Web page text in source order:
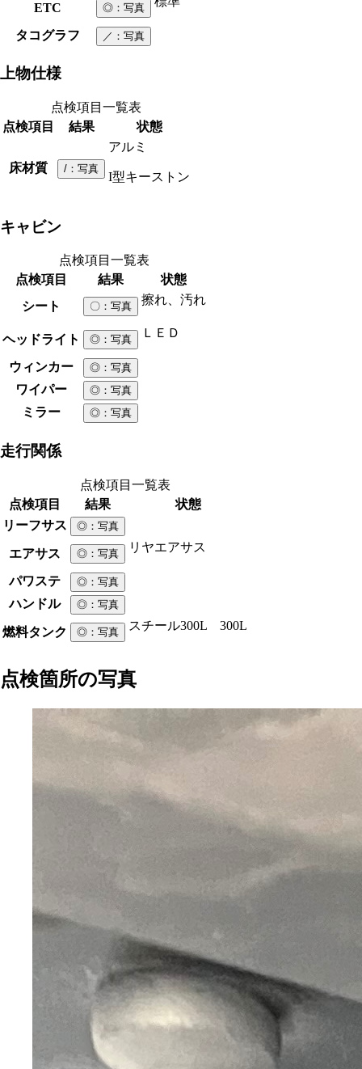
ETC ◎ ：写真
タコグラフ ／ ：写真
上物仕様
点検項目一覧表
点検項目
結果 状態
床材質 / ：写真
アルミ
I型キーストン
キャビン
点検項目一覧表
点検項目
結果
状態
シート
〇 ：写真 擦れ、汚れ
ヘッドライト ◎ ：写真 ＬＥＤ
ウィンカー ◎ ：写真
ワイパー ◎ ：写真
ミラー ◎ ：写真
走行関係
点検項目一覧表
点検項目
結果
状態
リーフサス
◎ ：写真
エアサス ◎ ：写真 リヤエアサス
パワステ ◎ ：写真
ハンドル ◎ ：写真
燃料タンク ◎ ：写真 スチール300L 300L
点検箇所の写真